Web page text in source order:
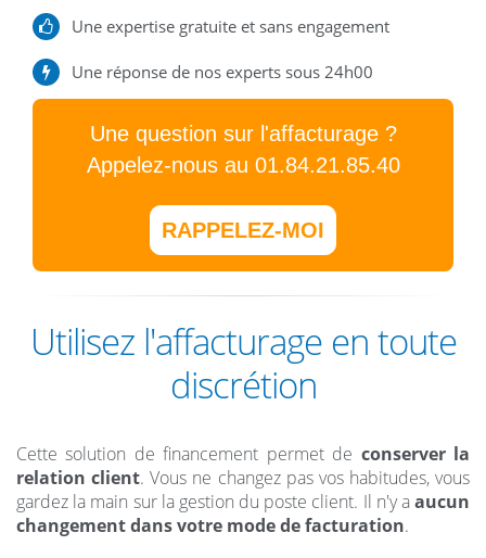
Une expertise gratuite et sans engagement
Une réponse de nos experts sous 24h00
Une question sur l'affacturage ?
Appelez-nous au 01.84.21.85.40
RAPPELEZ-MOI
Utilisez l'affacturage en toute
discrétion
Cette solution de financement permet de conserver la
relation client. Vous ne changez pas vos habitudes, vous
gardez la main sur la gestion du poste client. Il n'y aaucun
changement dans votre mode de facturation.